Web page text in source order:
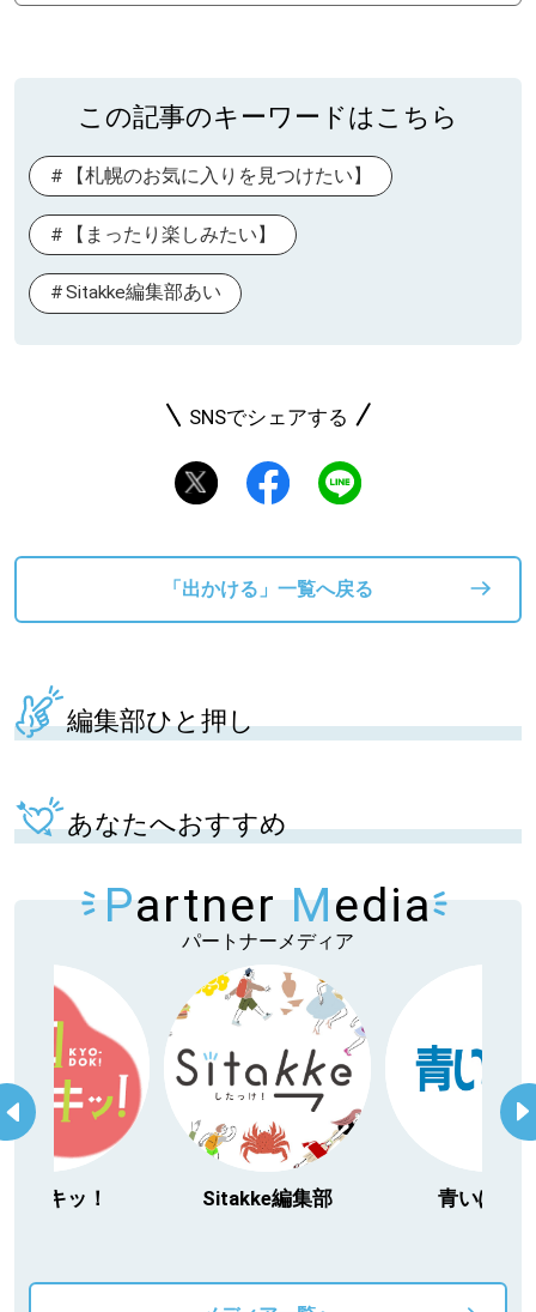
この記事のキーワードはこちら
【札幌のお気に入りを見つけたい】
【まったり楽しみたい】
Sitakke編集部あい
SNSでシェアする
「出かける」一覧へ戻る
編集部ひと押し
あなたへおすすめ
Partner Media
パートナーメディア
編集部 青いぽすと
「北海道３大